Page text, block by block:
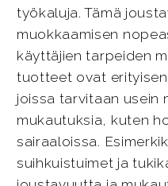
työkaluja. Tämä
muokkaamisen
käyttäjien tarpeiden
tuotteet ovat
joissa tarvitaan usein
mukautuksia, kuten
sairaaloissa.
suihkuistuimet ja